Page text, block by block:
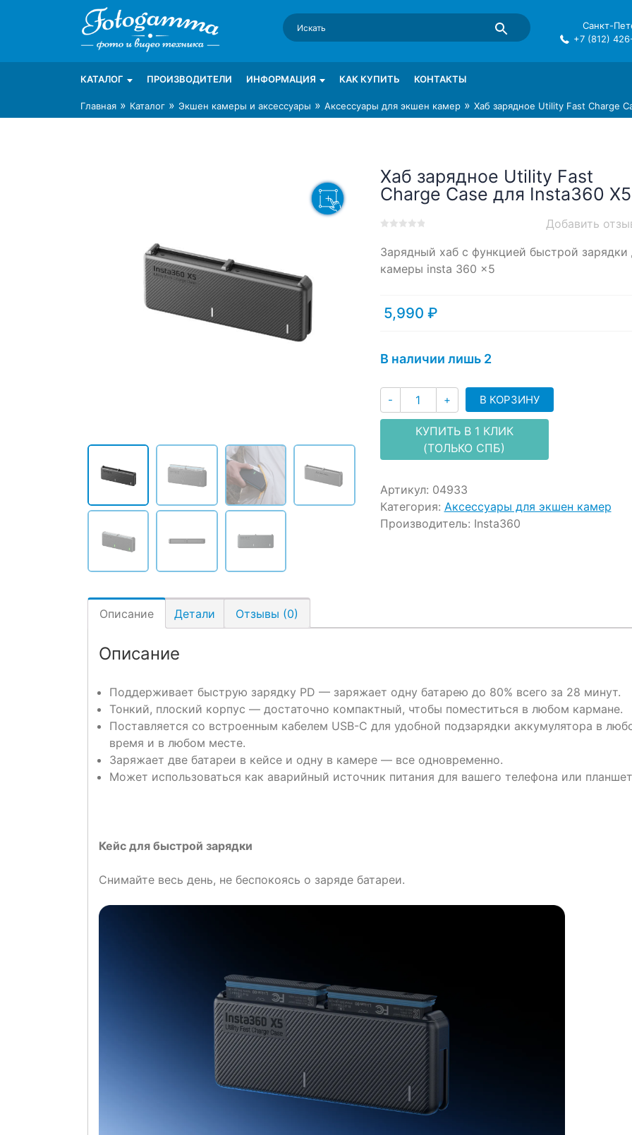
Интернет-магазин фототехники Foto-Gamma в СПб
Магазин фотоаксессуаров foto-gamma.ru
Санкт-
+7 (812)
КАТАЛОГ ПРОИЗВОДИТЕЛИ ИНФОРМАЦИЯ КАК КУПИТЬ КОНТАКТЫ
Главная » Каталог » Экшен камеры и аксессуары » Аксессуары для экшен камер » Хаб зарядное Utility Fast Charge
Хаб зарядное Utility Fast
Charge Case для Insta360 X5
out
ratings
Добавить
Зарядный хаб с функцией быстрой зарядки
камеры insta 360 x5
5,990 ₽
В наличии лишь 2
- Количество
+ В КОРЗИНУ
КУПИТЬ В 1 КЛИК
(ТОЛЬКО СПБ)
Артикул: 04933
Категория: Аксессуары для экшен камер
Производитель: Insta360
Описание Детали Отзывы (0)
Описание
Поддерживает быструю зарядку PD — заряжает одну батарею до 80% всего за 28 минут.
Тонкий, плоский корпус — достаточно компактный, чтобы поместиться в любом кармане.
Поставляется со встроенным кабелем USB-C для удобной подзарядки аккумулятора в
время и в любом месте.
Заряжает две батареи в кейсе и одну в камере — все одновременно.
Может использоваться как аварийный источник питания для вашего телефона или
Кейс для быстрой зарядки
Снимайте весь день, не беспокоясь о заряде батареи.